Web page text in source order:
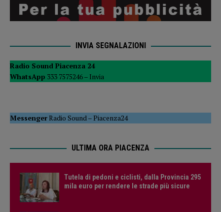
INVIA SEGNALAZIONI
Radio Sound Piacenza 24
WhatsApp 333 7575246 – Invia
MessengerRadio Sound–Piacenza24
ULTIMA ORA PIACENZA
Tutela di pedoni e ciclisti, dalla Provincia 295
mila euro per rendere le strade più sicure